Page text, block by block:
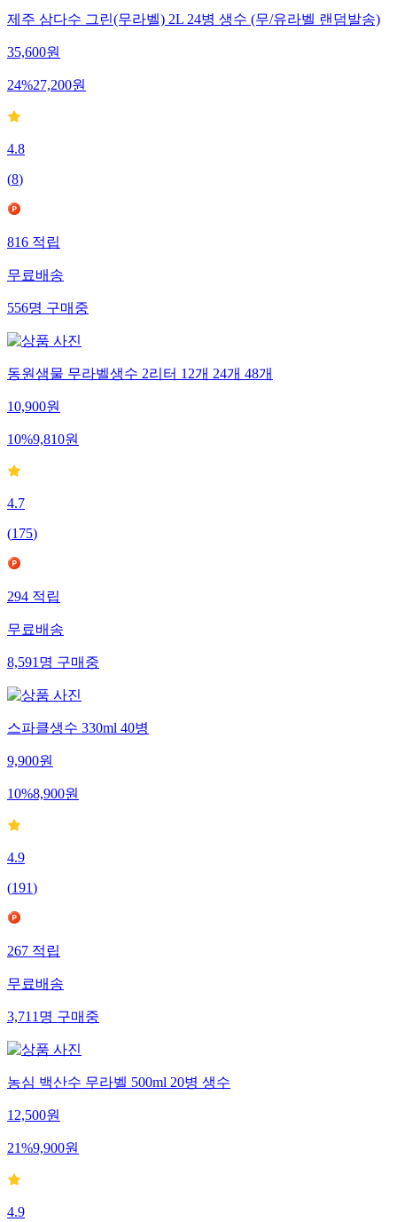
제주 삼다수 그린(무라벨) 2L 24병 생수 (무/유라벨 랜덤발송)
35,600원
24%27,200원
4.8
(8)
816 적립
무료배송
556명 구매중
동원샘물 무라벨생수 2리터 12개 24개 48개
10,900원
10%9,810원
4.7
(175)
294 적립
무료배송
8,591 명 구매중
스파클생수 330ml 40병
9,900원
10%8,900원
4.9
(191)
267 적립
무료배송
3,711 명 구매중
농심 백산수 무라벨 500ml 20병 생수
12,500원
21%9,900원
4.9